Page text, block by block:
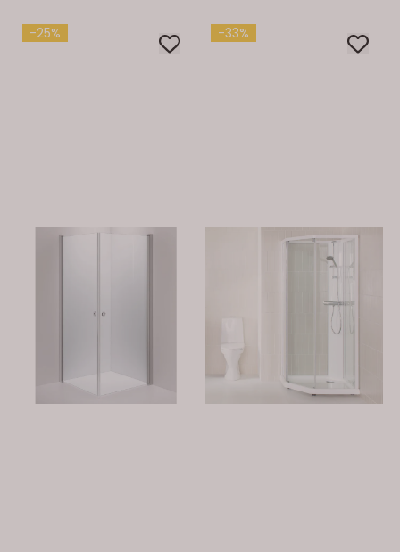
-25% -33%